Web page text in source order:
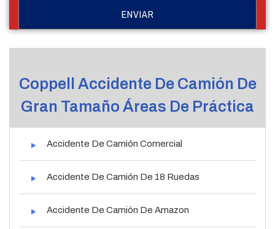
Coppell Accidente De Camión De
Gran Tamaño Áreas De Práctica
Accidente De Camión Comercial
Accidente De Camión De 18 Ruedas
Accidente De Camión De Amazon